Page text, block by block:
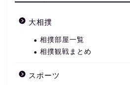
大相撲
相撲部屋一覧
相撲観戦まとめ
スポーツ